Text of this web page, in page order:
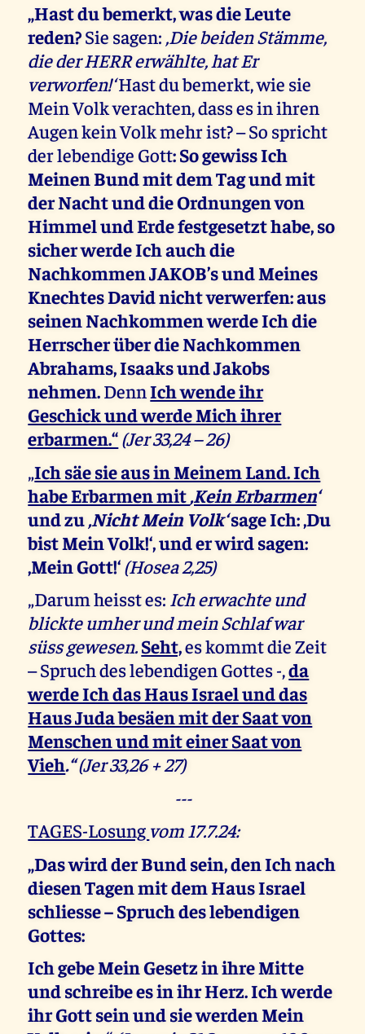
„Hast du bemerkt, was die Leute
reden?Sie sagen: ‚Die beiden Stämme,
die der HERR erwählte, hat Er
verworfen!‘Hast du bemerkt, wie sie
Mein Volk verachten, dass es in ihren
Augen kein Volk mehr ist? – So spricht
der lebendige Gott: So gewiss Ich
Meinen Bund mit dem Tag und mit
der Nacht und die Ordnungen von
Himmel und Erde festgesetzt habe, so
sicher werde Ich auch die
Nachkommen JAKOB’s und Meines
Knechtes David nicht verwerfen: aus
seinen Nachkommen werde Ich die
Herrscher über die Nachkommen
Abrahams, Isaaks und Jakobs
nehmen.DennIch wende ihr
Geschick und werde Mich ihrer
erbarmen.“(Jer 33,24 – 26)
„Ich säe sie aus in Meinem Land. Ich
habe Erbarmen mit‚Kein Erbarmen‘
und zu ‚Nicht Mein Volk‘sage Ich: ‚Du
bist Mein Volk!‘, und er wird sagen:
‚Mein Gott!‘(Hosea 2,25)
„Darum heisst es: Ich erwachte und
blickte umher und mein Schlaf war
süss gewesen.Seht,es kommt die Zeit
– Spruch des lebendigen Gottes -,da
werde Ich das Haus Israel und das
Haus Juda besäen mit der Saat von
Menschen und mit einer Saat von
Vieh.“(Jer 33,26 + 27)
---
TAGES-Losung vom 17.7.24:
„Das wird der Bund sein, den Ich nach
diesen Tagen mit dem Haus Israel
schliesse – Spruch des lebendigen
Gottes:
Ich gebe Mein Gesetz in ihre Mitte
und schreibe es in ihr Herz.Ich werde
ihr Gott sein und sie werden Mein